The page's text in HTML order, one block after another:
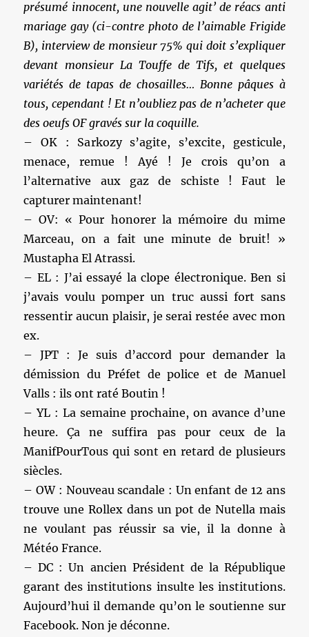
présumé innocent, une nouvelle agit’ de réacs anti
mariage gay (ci-contre photo de l’aimable Frigide
B), interview de monsieur 75% qui doit s’expliquer
devant monsieur La Touffe de Tifs, et quelques
variétés de tapas de chosailles… Bonne pâques à
tous, cependant ! Et n’oubliez pas de n’acheter que
des oeufs OF gravés sur la coquille.
– OK : Sarkozy s’agite, s’excite, gesticule,
menace, remue ! Ayé ! Je crois qu’on a
l’alternative aux gaz de schiste ! Faut le
capturer maintenant!
– OV: « Pour honorer la mémoire du mime
Marceau, on a fait une minute de bruit! »
Mustapha El Atrassi.
– EL : J’ai essayé la clope électronique. Ben si
j’avais voulu pomper un truc aussi fort sans
ressentir aucun plaisir, je serai restée avec mon
ex.
– JPT : Je suis d’accord pour demander la
démission du Préfet de police et de Manuel
Valls : ils ont raté Boutin !
– YL : La semaine prochaine, on avance d’une
heure. Ça ne suffira pas pour ceux de la
ManifPourTous qui sont en retard de plusieurs
siècles.
– OW : Nouveau scandale : Un enfant de 12 ans
trouve une Rollex dans un pot de Nutella mais
ne voulant pas réussir sa vie, il la donne à
Météo France.
– DC : Un ancien Président de la République
garant des institutions insulte les institutions.
Aujourd’hui il demande qu’on le soutienne sur
Facebook. Non je déconne.